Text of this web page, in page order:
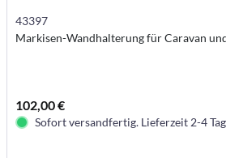
43397
Markisen-Wandhalterung für Caravan
102,00 €
Sofort versandfertig. Lieferzeit 2-4